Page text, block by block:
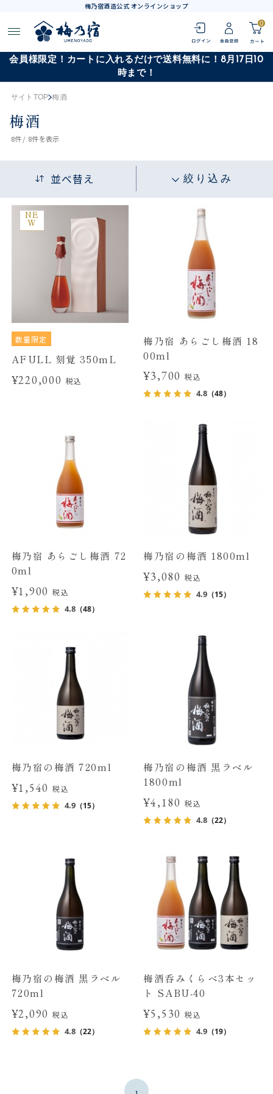
梅乃宿酒造公式 オンラインショップ
0
会員様限定！カートに入れるだけで送料無料に！8月17日10
時まで！
サイトTOP 梅酒
梅酒
8件 / 8件を表示
並べ替え 絞り込み
NE
W
数量限定
AFULL 刻覚 350mL
¥220,000 税込
梅乃宿 あらごし梅酒 18
00ml
¥3,700 税込
4.8 （48）
梅乃宿 あらごし梅酒 72
0ml
¥1,900税込
4.8（48）
梅乃宿の梅酒 1800ml
¥3,080 税込
4.9 （15）
梅乃宿の梅酒 720ml
¥1,540税込
4.9（15）
梅乃宿の梅酒 黒ラベル
1800ml
¥4,180 税込
4.8 （22）
梅乃宿の梅酒 黒ラベル
720ml
¥2,090税込
4.8（22）
梅酒呑みくらべ3本セッ
ト SABU-40
¥5,530 税込
4.9 （19）